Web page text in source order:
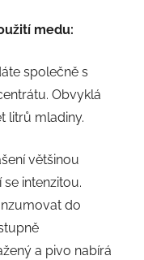
medu:
společně s
Obvyklá
litrů mladiny.
většinou
intenzitou.
do
a pivo nabírá